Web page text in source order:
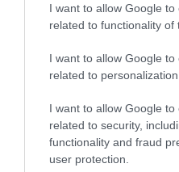
I want to allow Google to
related to functionality of
I want to allow Google to
related to personalization.
I want to allow Google to
related to security,
functionality and fraud
user protection.
04.08.2026 | 15:02
Αυτή την ώρα το
υπουργό